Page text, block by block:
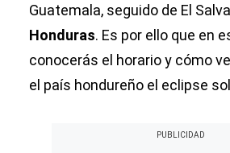
Guatemala, seguido de El
Honduras. Es por ello que en
conocerás el horario y cómo
el país hondureño el eclipse